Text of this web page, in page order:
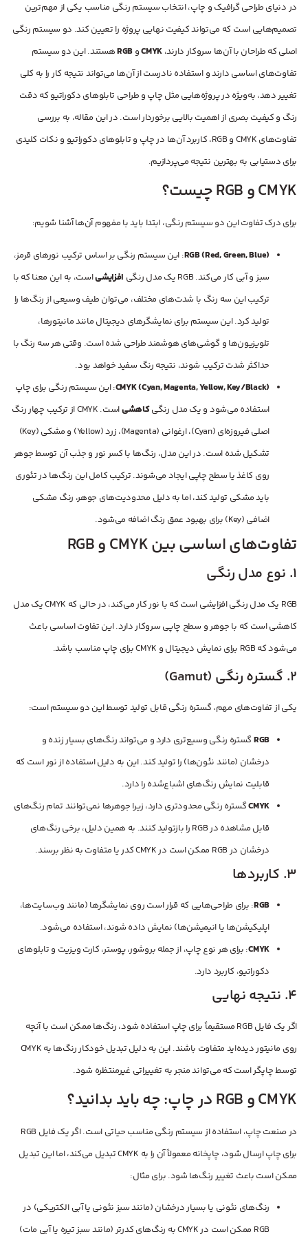
در دنیای طراحی گرافیک و چاپ، انتخاب سیستم رنگی مناسب یکی از مهم‌ترین
تصمیم‌هایی است که می‌تواند کیفیت نهایی پروژه را تعیین کند. دو سیستم رنگی
اصلی که طراحان با آن‌ها سروکار دارند، CMYKو RGBهستند. این دو سیستم
تفاوت‌های اساسی دارند و استفاده نادرست از آن‌ها می‌تواند نتیجه کار را به کلی
تغییر دهد، به‌ویژه در پروژه‌هایی مثل چاپ و طراحی تابلوهای دکوراتیو که دقت
رنگ و کیفیت بصری از اهمیت بالایی برخوردار است. در این مقاله، به بررسی
تفاوت‌های CMYK و RGB، کاربرد آن‌ها در چاپ و تابلوهای دکوراتیو و نکات کلیدی
برای دستیابی به بهترین نتیجه می‌پردازیم.
CMYK و RGB چیست؟
برای درک تفاوت این دو سیستم رنگی، ابتدا باید با مفهوم آن‌ها آشنا شویم:
RGB (Red, Green, Blue): این سیستم رنگی بر اساس ترکیب نورهای قرمز،
سبز و آبی کار می‌کند. RGB یک مدل رنگی
افزایشیاست، به این معنا که با
ترکیب این سه رنگ با شدت‌های مختلف، می‌توان طیف وسیعی از رنگ‌ها را
تولید کرد. این سیستم برای نمایشگرهای دیجیتال مانند مانیتورها،
تلویزیون‌ها و گوشی‌های هوشمند طراحی شده است. وقتی هر سه رنگ با
حداکثر شدت ترکیب شوند، نتیجه رنگ سفید خواهد بود.
CMYK (Cyan, Magenta, Yellow, Key/Black): این سیستم رنگی برای چاپ
استفاده می‌شود و یک مدل رنگیکاهشی
است. CMYK از ترکیب چهار رنگ
اصلی فیروزه‌ای (Cyan)، ارغوانی (Magenta)، زرد (Yellow) و مشکی (Key)
تشکیل شده است. در این مدل، رنگ‌ها با کسر نور و جذب آن توسط جوهر
روی کاغذ یا سطح چاپی ایجاد می‌شوند. ترکیب کامل این رنگ‌ها در تئوری
باید مشکی تولید کند، اما به دلیل محدودیت‌های جوهر، رنگ مشکی
اضافی (Key) برای بهبود عمق رنگ اضافه می‌شود.
تفاوت‌های اساسی بین CMYK و RGB
1. نوع مدل رنگی
RGB یک مدل رنگی افزایشی است که با نور کار می‌کند، در حالی که CMYK یک مدل
کاهشی است که با جوهر و سطح چاپی سروکار دارد. این تفاوت اساسی باعث
می‌شود که RGB برای نمایش دیجیتال و CMYK برای چاپ مناسب باشد.
2. گستره رنگی (Gamut)
یکی از تفاوت‌های مهم، گستره رنگی قابل تولید توسط این دو سیستم است:
RGB گستره رنگی وسیع‌تری دارد و می‌تواند رنگ‌های بسیار زنده و
درخشان (مانند نئون‌ها) را تولید کند. این به دلیل استفاده از نور است که
قابلیت نمایش رنگ‌های اشباع‌شده را دارد.
CMYKگستره رنگی محدودتری دارد، زیرا جوهرها نمی‌توانند تمام رنگ‌های
قابل مشاهده در RGB را بازتولید کنند. به همین دلیل، برخی رنگ‌های
درخشان در RGB ممکن است در CMYK کدر یا متفاوت به نظر برسند.
3. کاربردها
RGB: برای طراحی‌هایی که قرار است روی نمایشگرها (مانند وب‌سایت‌ها،
اپلیکیشن‌ها یا انیمیشن‌ها) نمایش داده شوند، استفاده می‌شود.
CMYK: برای هر نوع چاپ، از جمله بروشور، پوستر، کارت ویزیت و تابلوهای
دکوراتیو، کاربرد دارد.
4. نتیجه نهایی
اگر یک فایل RGB مستقیماً برای چاپ استفاده شود، رنگ‌ها ممکن است با آنچه
روی مانیتور دیده‌اید متفاوت باشند. این به دلیل تبدیل خودکار رنگ‌ها به CMYK
توسط چاپگر است که می‌تواند منجر به تغییراتی غیرمنتظره شود.
CMYK و RGB در چاپ: چه باید بدانید؟
در صنعت چاپ، استفاده از سیستم رنگی مناسب حیاتی است. اگر یک فایل RGB
برای چاپ ارسال شود، چاپخانه معمولاً آن را به CMYK تبدیل می‌کند، اما این تبدیل
ممکن است باعث تغییر رنگ‌ها شود. برای مثال:
رنگ‌های نئونی یا بسیار درخشان (مانند سبز نئونی یا آبی الکتریکی) در
RGB ممکن است در CMYK به رنگ‌های کدرتر (مانند سبز تیره یا آبی مات)